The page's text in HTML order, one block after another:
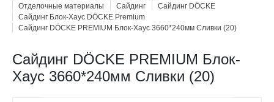
Отделочные материалы
Сайдинг
Сайдинг DÖCKE
Сайдинг Блок-Хаус DÖCKE Premium
Сайдинг DÖCKE PREMIUM Блок-Хаус 3660*240мм Сливки (20)
Сайдинг DÖCKE PREMIUM Блок-
Хаус 3660*240мм Сливки (20)